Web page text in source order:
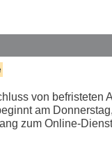
von befristeten
am
zum Online-